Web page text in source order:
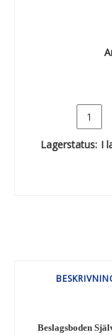
Lagerstatus: I
Beslagsboden